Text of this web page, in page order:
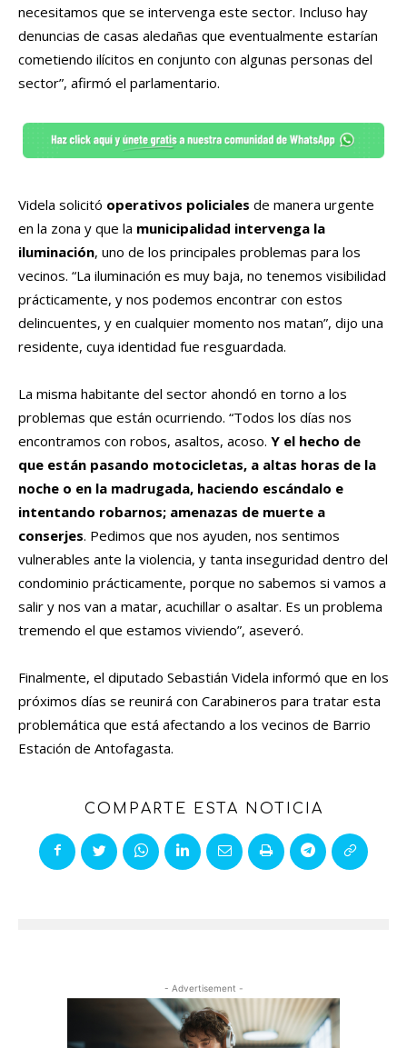
necesitamos que se intervenga este sector. Incluso hay
denuncias de casas aledañas que eventualmente estarían
cometiendo ilícitos en conjunto con algunas personas del
sector”, afirmó el parlamentario.
Videla solicitó operativos policiales de manera urgente
en la zona y que la municipalidad intervenga la
iluminación, uno de los principales problemas para los
vecinos. “La iluminación es muy baja, no tenemos visibilidad
prácticamente, y nos podemos encontrar con estos
delincuentes, y en cualquier momento nos matan”, dijo una
residente, cuya identidad fue resguardada.
La misma habitante del sector ahondó en torno a los
problemas que están ocurriendo. “Todos los días nos
encontramos con robos, asaltos, acoso. Y el hecho de
que están pasando motocicletas, a altas horas de la
noche o en la madrugada, haciendo escándalo e
intentando robarnos; amenazas de muerte a
conserjes. Pedimos que nos ayuden, nos sentimos
vulnerables ante la violencia, y tanta inseguridad dentro del
condominio prácticamente, porque no sabemos si vamos a
salir y nos van a matar, acuchillar o asaltar. Es un problema
tremendo el que estamos viviendo”, aseveró.
Finalmente, el diputado Sebastián Videla informó que en los
próximos días se reunirá con Carabineros para tratar esta
problemática que está afectando a los vecinos de Barrio
Estación de Antofagasta.
COMPARTE ESTA NOTICIA
- Advertisement -